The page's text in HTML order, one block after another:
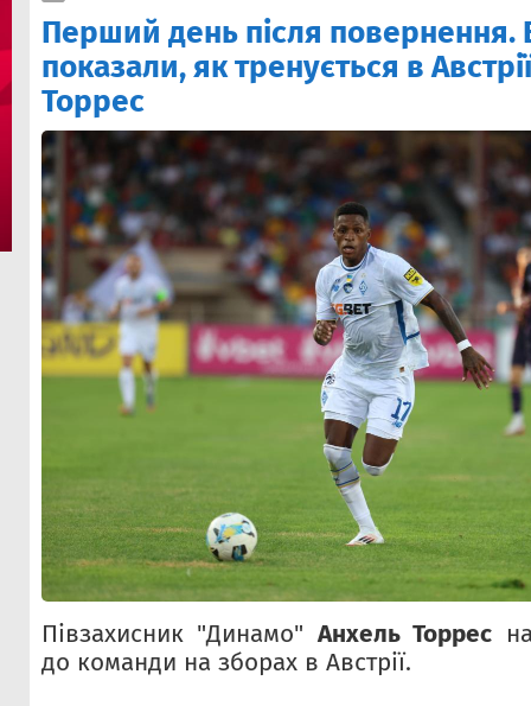
Перший день після
показали, як тренується в
Торрес
Півзахисник "Динамо" Анхель Торрес
до команди на зборах в Австрії.